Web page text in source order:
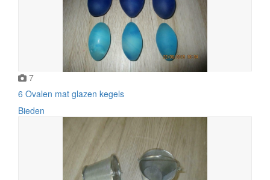
7
6 Ovalen mat glazen kegels
Bieden